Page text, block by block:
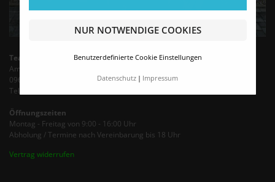
NUR NOTWENDIGE COOKIES
Benutzerdefinierte Cookie Einstellungen
Datenschutz Impressum
TeamBro - Sporthaus Haubold
Am Wasserturm 6
09603 Siebenlehn
Tel.: +49 35242 - 66683 (Mo-Fr 9-13 Uhr)
Öffnungszeiten
Montag - Freitag von 9:00 - 16:00 Uhr
Abholung / Termine nach Vereinbarung bis 18 Uhr
Vertrag widerrufen